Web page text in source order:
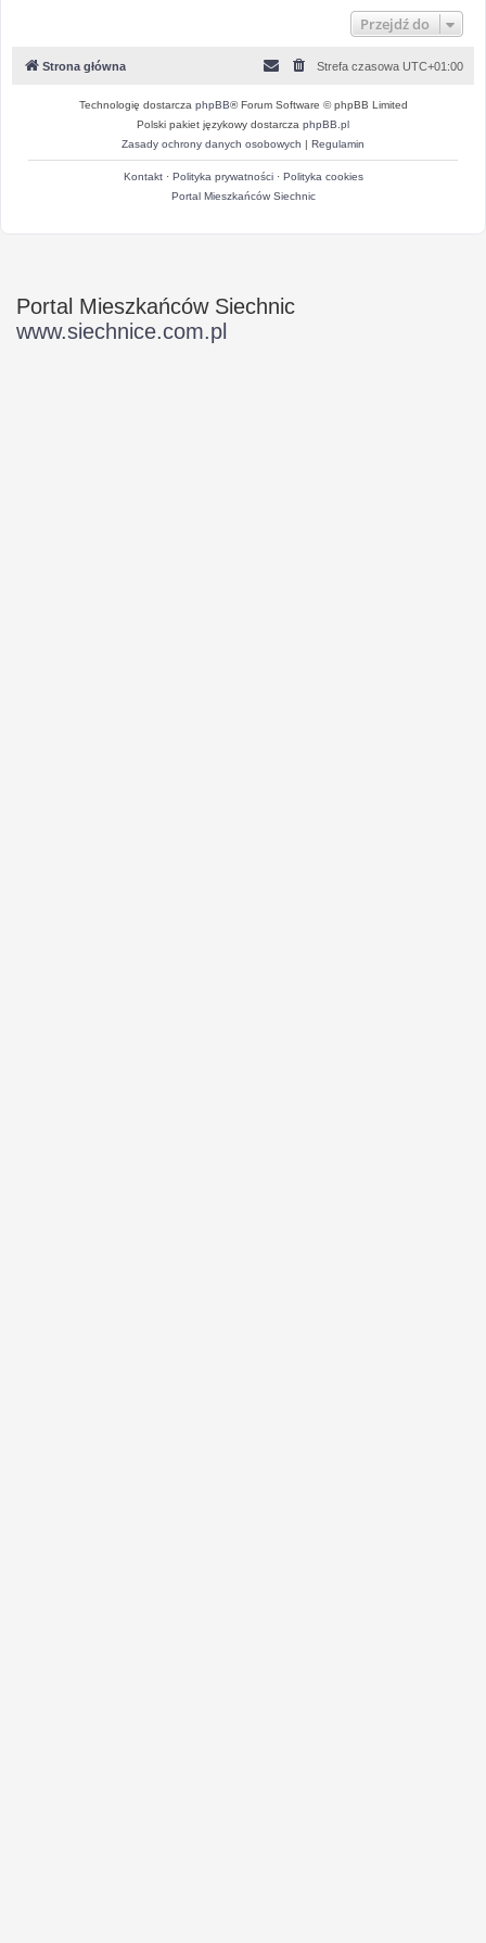
Przejdź do
Strona główna Strefa czasowa UTC+01:00
Technologię dostarcza phpBB® Forum Software © phpBB Limited
Polski pakiet językowy dostarcza phpBB.pl
Zasady ochrony danych osobowych | Regulamin
Kontakt· Polityka prywatności· Polityka cookies
Portal Mieszkańców Siechnic
Portal Mieszkańców Siechnic
www.siechnice.com.pl